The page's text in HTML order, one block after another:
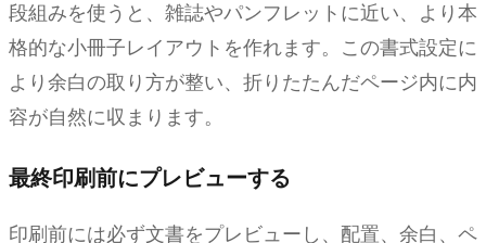
段組みを使うと、雑誌やパンフレットに近い、より本
格的な小冊子レイアウトを作れます。この書式設定に
より余白の取り方が整い、折りたたんだページ内に内
容が自然に収まります。
最終印刷前にプレビューする
印刷前には必ず文書をプレビューし、配置、余白、ペ